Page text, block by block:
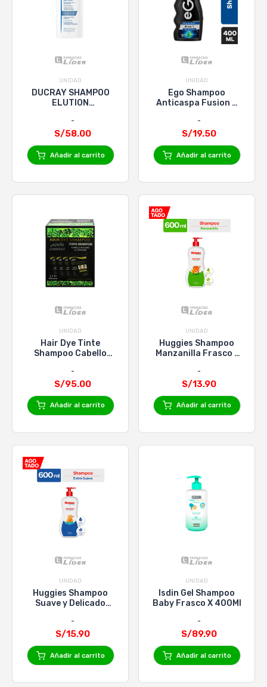
UNIDAD
DUCRAY SHAMPOO
ELUTION
200mL
S/58.00
Añadir al carrito
UNIDAD
Ego Shampoo
Anticaspa Fusion 2
S/19.50
Añadir al carrito
UNIDAD
Hair Dye Tinte
Shampoo Cabello
Caja 10 UN
S/95.00
Añadir al carrito
UNIDAD
Huggies Shampoo
Manzanilla Frasco -
S/13.90
Añadir al carrito
UNIDAD
Huggies Shampoo
Suave y Delicado
S/15.90
Añadir al carrito
UNIDAD
Isdin Gel Shampoo
Baby Frasco X 400Ml
S/89.90
Añadir al carrito